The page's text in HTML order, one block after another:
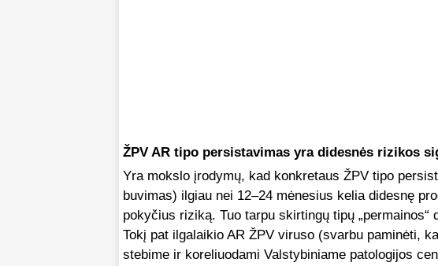
ŽPV AR tipo persistavimas yra didesnės rizikos
Yra mokslo įrodymų, kad konkretaus ŽPV tipo
buvimas) ilgiau nei 12–24 mėnesius kelia didesnę
pokyčius riziką. Tuo tarpu skirtingų tipų
Tokį pat ilgalaikio AR ŽPV viruso (svarbu paminėti,
stebime ir koreliuodami Valstybiniame patologijos